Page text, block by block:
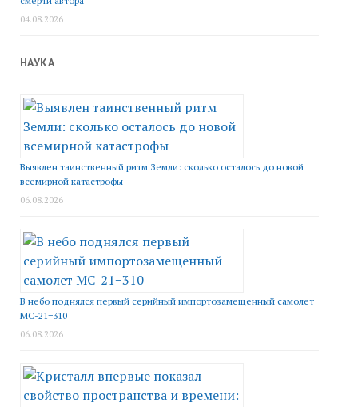
04.08.2026
НАУКА
Выявлен таинственный ритм Земли: сколько осталось до новой
всемирной катастрофы
06.08.2026
В небо поднялся первый серийный импортозамещенный самолет
МС-21−310
06.08.2026